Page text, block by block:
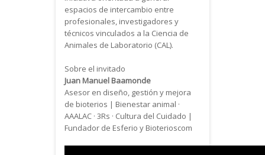
espacios de intercambio entre
profesionales, investigadores y
técnicos vinculados a la Ciencia de
Animales de Laboratorio (CAL).
Sobre el invitado
Juan Manuel Baamonde
Asesor en diseño, gestión y mejora
de bioterios | Bienestar animal ·
AAALAC · 3Rs · Cultura del Cuidado |
Fundador de Esferio y Bioterioscom